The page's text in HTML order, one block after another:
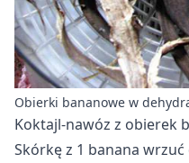
Obierki bananowe w
Koktajl-nawóz z obierek
Skórkę z 1 banana